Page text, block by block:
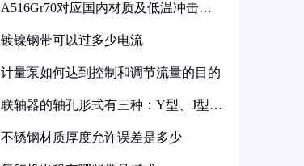
A516Gr70对应国内材质及低温冲击要
镀镍钢带可以过多少电流
计量泵如何达到控制和调节流量的目的
联轴器的轴孔形式有三种：Y型、J型、
不锈钢材质厚度允许误差是多少